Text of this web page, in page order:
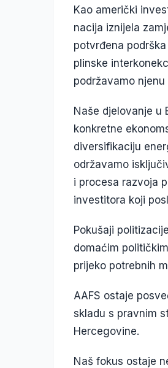
Kao američki
nacija iznijela
potvrđena
plinske
podržavamo
Naše djelovanje u
konkretne
diversifikaciju
održavamo
i procesa razvoja
investitora koji
Pokušaji
domaćim
prijeko potrebnih
AAFS ostaje
skladu s pravnim
Hercegovine.
Naš fokus ostaje